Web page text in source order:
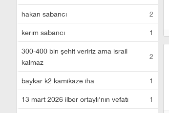
hakan sabancı 2
kerim sabancı 1
300-400 bin şehit veririz ama israil
kalmaz
2
baykar k2 kamikaze iha 1
13 mart 2026 ilber ortaylı'nın vefatı 1